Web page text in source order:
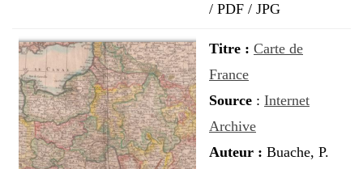
/ PDF / JPG
Titre : Carte de
France
Source : Internet
Archive
Auteur : Buache, P.